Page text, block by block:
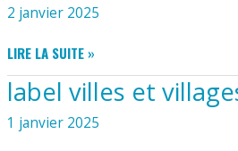
2 janvier 2025
CO-
WORKING
LOCATION
DE
LIRE LA SUITE »
label villes et
1 janvier 2025